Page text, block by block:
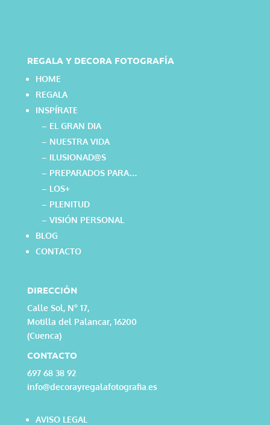
REGALA Y DECORA FOTOGRAFÍA
HOME
REGALA
INSPÍRATE
– EL GRAN DIA
– NUESTRA VIDA
– ILUSIONAD@S
– PREPARADOS PARA…
– LOS+
– PLENITUD
– VISIÓN PERSONAL
BLOG
CONTACTO
DIRECCIÓN
Calle Sol, Nº 17,
Motilla del Palancar, 16200
(Cuenca)
CONTACTO
697 68 38 92
info@decorayregalafotografia.es
AVISO LEGAL